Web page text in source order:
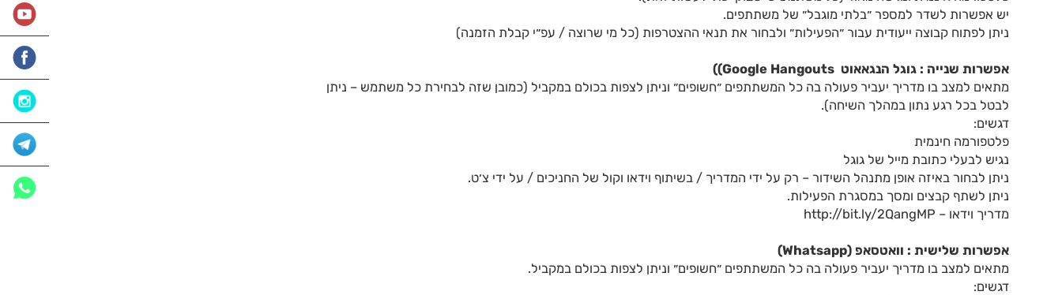
יש אפשרות לשדר למספר ״בלתי מוגבל״ של משתתפים.
ניתן לפתוח קבוצה ייעודית עבור ״הפעילות״ ולבחור את תנאי ההצטרפות (כל מי שרוצה / עפ״י קבלת הזמנה)
אפשרות שנייה : גוגל הנגאאוטGoogle Hangouts)
)
מתאים למצב בו מדריך יעביר פעולה בה כל המשתתפים ״חשופים״ וניתן לצפות בכולם במקביל (כמובן שזה לבחירת כל משתמש – ניתן
לבטל בכל רגע נתון במהלך השיחה).
דגשים:
פלטפורמה חינמית
נגיש לבעלי כתובת מייל של גוגל
ניתן לבחור באיזה אופן מתנהל השידור – רק על ידי המדריך / בשיתוף וידאו וקול של החניכים / על ידי צ׳ט.
ניתן לשתף קבצים ומסך במסגרת הפעילות.
מדריך וידאו – http://bit.ly/2QangMP
אפשרות שלישית : וואטסאפ (Whatsapp
)
מתאים למצב בו מדריך יעביר פעולה בה כל המשתתפים ״חשופים״ וניתן לצפות בכולם במקביל.
דגשים: